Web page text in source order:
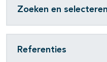
Zoeken en selecteren
Referenties